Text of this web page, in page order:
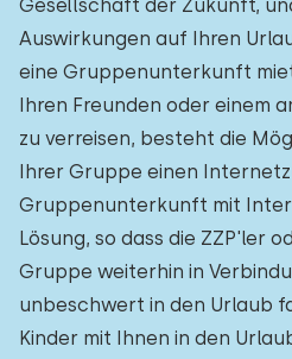
Gesellschaft der Zukunft,
Auswirkungen auf Ihren
eine Gruppenunterkunft
Ihren Freunden oder einem
zu verreisen, besteht die
Ihrer Gruppe einen
Gruppenunterkunft mit
Lösung, so dass die ZZP'ler
Gruppe weiterhin in
unbeschwert in den Urlaub
Kinder mit Ihnen in den